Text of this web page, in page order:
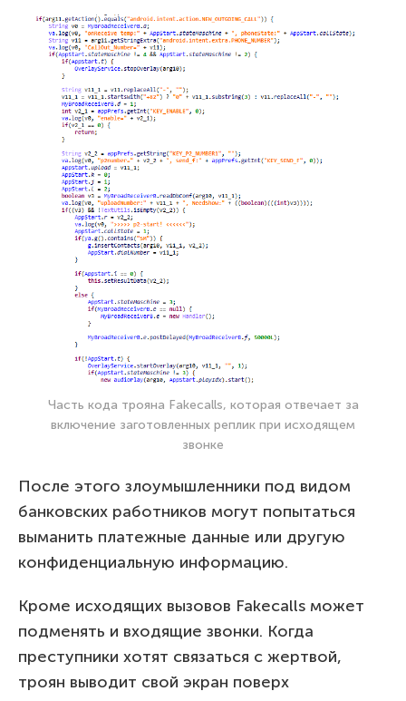
Часть кода трояна Fakecalls, которая отвечает за
включение заготовленных реплик при исходящем
звонке
После этого злоумышленники под видом
банковских работников могут попытаться
выманить платежные данные или другую
конфиденциальную информацию.
Кроме исходящих вызовов Fakecalls может
подменять и входящие звонки. Когда
преступники хотят связаться с жертвой,
троян выводит свой экран поверх